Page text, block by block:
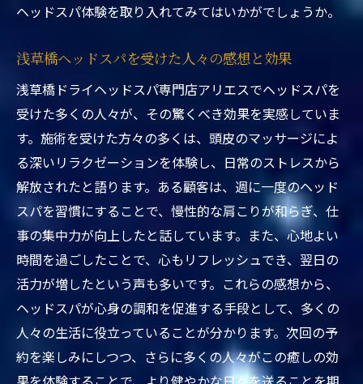
心の平穏をもたらすヘッドスパの魅力
浅草橋ヘッドスパの癒し効果を実感する方
法
ヘッドスパで新たな活力を得る！浅草橋での体
験を紹介
浅草橋ヘッドスパで活力を取り戻す方法
新しい自分を発見するための施術の秘密
活力を得るために最適なヘッドスパの選び
方
浅草橋でヘッドスパを受けた人々の体験談
心身に活力を与える施術のプロセス
新たなエネルギーを得るための効果的なア
プローチ
ヘッドスパ体験を取り入れてみてはいかがでしょうか。
浅草橋ヘッドスパを受けた人々の感想と効果
浅草橋ドライヘッドスパ専門店アリエスでヘッドスパを
受けた多くの人々が、その驚くべき効果を実感していま
す。施術を受けた方々の多くは、頭皮のマッサージによ
る深いリラクゼーションを体験し、日常のストレスから
解放されたと語ります。ある顧客は、週に一度のヘッド
スパを習慣にすることで、慢性的な肩こりが和らぎ、仕
事の集中力が向上したと話しています。また、心地よい
時間を過ごしたことで、心もリフレッシュでき、翌日の
活力が増したという声も多いです。これらの感想から、
ヘッドスパが心身の調和を促進する手段として、多くの
人々の生活に役立っていることが分かります。次回の予
約を楽しみにしつつ、さらに多くの人々がこの癒しの効